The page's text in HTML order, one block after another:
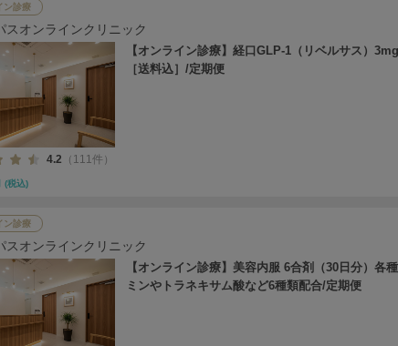
ン診療
スオンラインクリニック
【オンライン診療】経口GLP-1（リベルサス）
［送料込］/定期便
4.2 （111件）
(税込)
ン診療
スオンラインクリニック
【オンライン診療】美容内服 6合剤（30日分）各
ミンやトラネキサム酸など6種類配合/定期便